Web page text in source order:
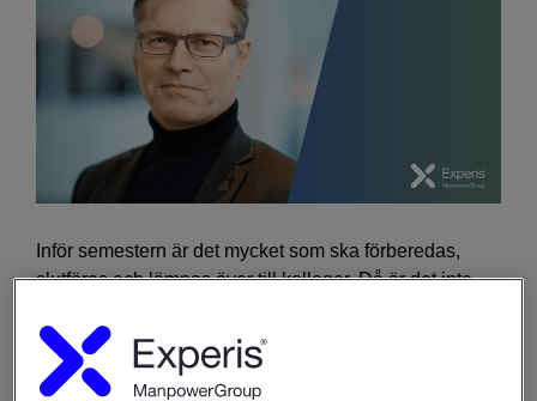
Inför semestern är det mycket som ska förberedas,
slutföras och lämnas över till kollegor. Då är det inte
glöms bort. För att slippa cyberattacker och
säkerhetskriser mitt i ledigheten guidar vi dig i hur du
säkerställer informationssäkerheten under semestern.